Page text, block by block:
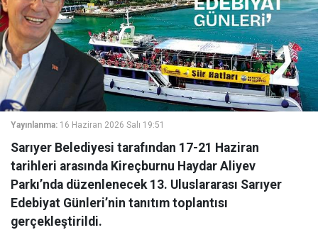
Yayınlanma: 16 Haziran 2026 Salı 19:51
Sarıyer Belediyesi tarafından 17-21 Haziran
tarihleri arasında Kireçburnu Haydar Aliyev
Parkı’nda düzenlenecek 13. Uluslararası Sarıyer
Edebiyat Günleri’nin tanıtım toplantısı
gerçekleştirildi.